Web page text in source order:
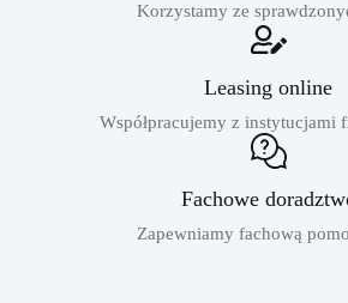
Korzystamy ze
Leasing online
Współpracujemy z instytucjami
Fachowe
Zapewniamy fachową